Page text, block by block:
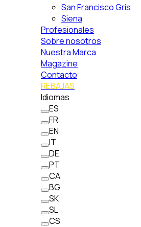
San Francisco Gris
Siena
Profesionales
Sobre nosotros
Nuestra Marca
Magazine
Contacto
REBAJAS
Idiomas
ES
FR
EN
IT
DE
PT
CA
BG
SK
SL
CS